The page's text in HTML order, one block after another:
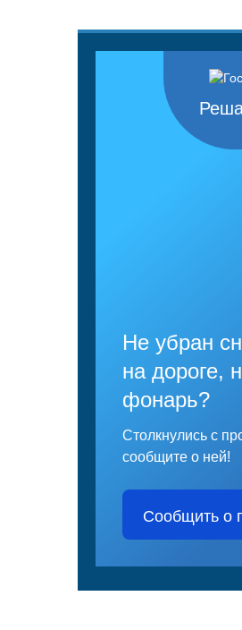
Не убран
на дороге,
фонарь?
Столкнулись с
сообщите о ней!
Сообщить о